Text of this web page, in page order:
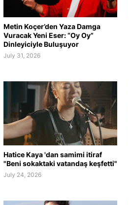
Metin Koçer’den Yaza Damga
Vuracak Yeni Eser: “Oy Oy”
Dinleyiciyle Buluşuyor
July 31, 2026
Hatice Kaya 'dan samimi itiraf
"Beni sokaktaki vatandaş keşfetti"
July 24, 2026